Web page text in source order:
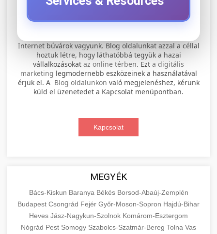
szervíz
+
Professional electric scooter repair and
maintenance services. Expert technicians
provide quality service for all major brands and
Visit Service Center
📊 2. online marketing
ügynökség
+
Comprehensive online marketing services
including SEO, social media management, and
aimarketingugynokseg.hu
digital agency services
🛴 3. legjobb elektromos roller
Compare top models, features, and prices to
View Top Models e-scooter reviews
🔗 4. prémium linképítés
High-quality backlink acquisition services to
boost your website's authority and search
engine rankings. White-hat techniques only.
📦 5. termékek és
szolgáltatások
+
Internet búvárok vagyunk. Blog oldalunkat azzal a céllal
hoztuk létre, hogy láthatóbbá tegyük a hazai
vállalkozásokat az online térben. Ezt a digitális
marketing legmodernebb eszközeinek a használatával
érjük el. A Blog oldalunkon való megjelenéshez, kérünk
küld el üzenetedet a Kapcsolat menüpontban.
Kapcsolat
MEGYÉK
Bács-Kiskun Baranya Békés Borsod-Abaúj-Zemplén
Budapest Csongrád Fejér Győr-Moson-Sopron Hajdú-Bihar
Heves Jász-Nagykun-Szolnok Komárom-Esztergom
Nógrád Pest Somogy Szabolcs-Szatmár-Bereg Tolna Vas